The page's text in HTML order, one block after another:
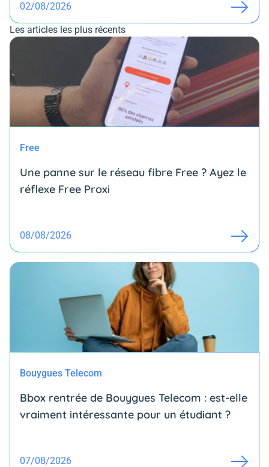
02/08/2026
Les articles les plus récents
Free
Une panne sur le réseau fibre Free ? Ayez le
réflexe Free Proxi
08/08/2026
Bouygues Telecom
Bbox rentrée de Bouygues Telecom : est-elle
vraiment intéressante pour un étudiant ?
07/08/2026